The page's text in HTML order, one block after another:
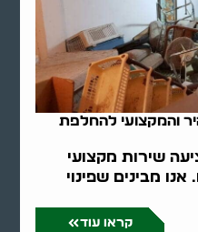
והמקצועי להחלפת
שירות מקצועי
אנו מבינים שפינוי
קראו עוד